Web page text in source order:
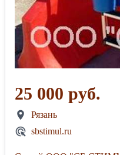
25 000 руб.
Рязань
sbstimul.ru